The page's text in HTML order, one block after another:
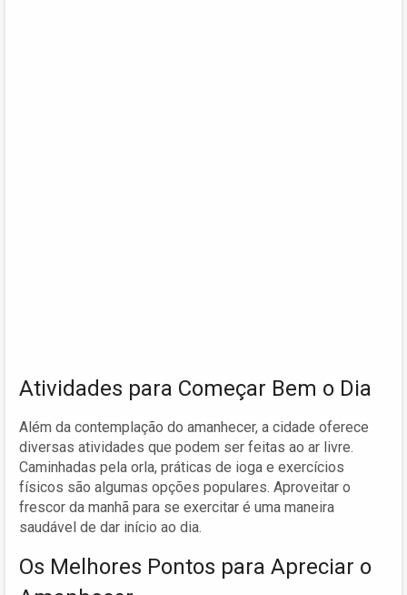
Atividades para Começar Bem o Dia
Além da contemplação do amanhecer, a cidade oferece
diversas atividades que podem ser feitas ao ar livre.
Caminhadas pela orla, práticas de ioga e exercícios
físicos são algumas opções populares. Aproveitar o
frescor da manhã para se exercitar é uma maneira
saudável de dar início ao dia.
Os Melhores Pontos para Apreciar o